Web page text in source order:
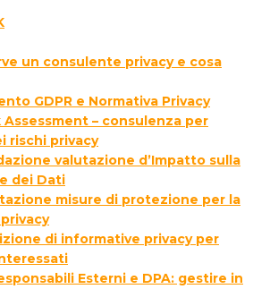
un consulente privacy e cosa
GDPR e Normativa Privacy
Assessment – consulenza per
rischi privacy
valutazione d’Impatto sulla
dei Dati
misure di protezione per la
di informative privacy per
Esterni e DPA: gestire in